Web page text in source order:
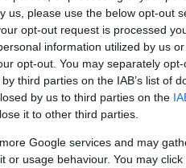
us, please use the below opt-out
opt-out request is processed
information utilized by us
opt-out. You may separately
third parties on the IAB’s list of
by us to third parties on the
it to other third parties.
Google services and may
or usage behaviour. You may
η συνάντηση.
οποιοδήποτε
Στην περίπτωση
θα είναιευέλικτη,